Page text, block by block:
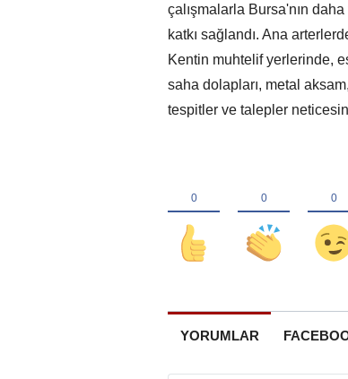
çalışmalarla Bursa'nın
katkı sağlandı. Ana
Kentin muhtelif yerlerinde,
saha dolapları, metal
tespitler ve talepler
YORUMLAR